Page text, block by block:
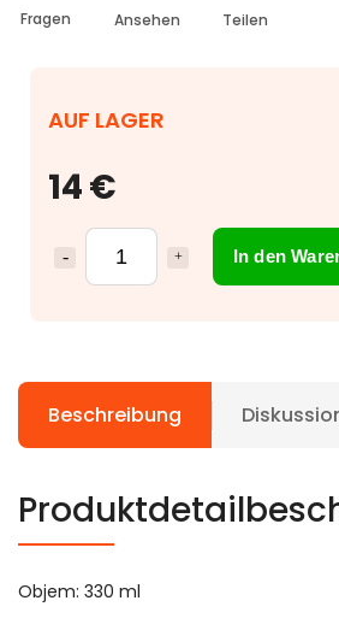
14 €
In den
AUF LAGER
Fragen Ansehen Teilen
Beschreibung
Objem: 330 ml